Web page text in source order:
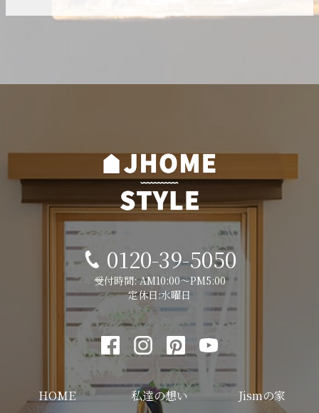
0120-39-5050
受付時間: AM10:00～PM5:00
定休日:水曜日
HOME 私達の想い Jismの家